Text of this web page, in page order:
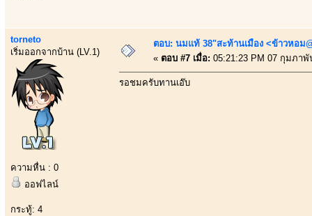
torneto
เริ่มออกจากบ้าน (LV.1)
ความหื่น : 0
ออฟไลน์
กระทู้: 4
ตอบ: นมแท้ 38"สะท้านเมือง <ข้าวหอม
« ตอบ #7 เมื่อ: 05:21:23 PM 07 กุมภาพั
รอชมครับทานเอ๊บ